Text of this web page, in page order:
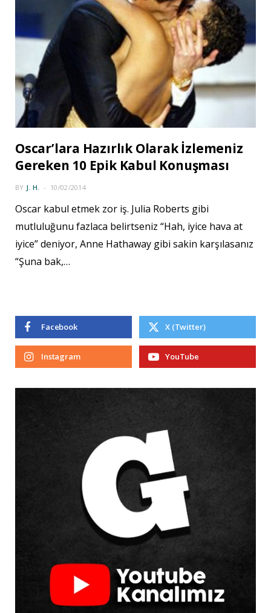
Oscar’lara Hazırlık Olarak İzlemeniz
Gereken 10 Epik Kabul Konuşması
BY J. H. 10/02/2014
Oscar kabul etmek zor iş. Julia Roberts gibi
mutluluğunu fazlaca belirtseniz “Hah, iyice hava at
iyice” deniyor, Anne Hathaway gibi sakin karşılasanız
“Şuna bak,…
Facebook X (Twitter)
Instagram YouTube